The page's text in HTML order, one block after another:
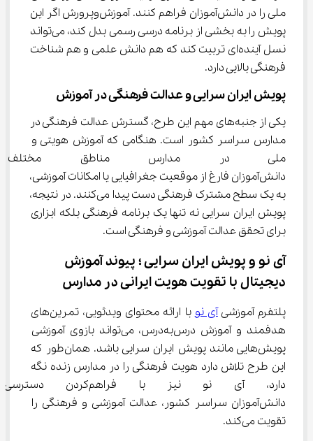
ملی را در دانش‌آموزان فراهم کنند. آموزش‌وپرورش اگر این
پویش را به بخشی از برنامه درسی رسمی بدل کند، می‌تواند
نسل آینده‌ای تربیت کند که هم دانش علمی و هم شناخت
فرهنگی بالایی دارد.
پویش ایران سرایی و عدالت فرهنگی در آموزش
یکی از جنبه‌های مهم این طرح، گسترش عدالت فرهنگی در
مدارس سراسر کشور است. هنگامی که آموزش هویتی و
ملی در مدارس مناطق
دانش‌آموزان فارغ از موقعیت جغرافیایی یا امکانات آموزشی،
به یک سطح مشترک فرهنگی دست پیدا می‌کنند. در نتیجه،
پویش ایران سرایی نه تنها یک برنامه فرهنگی بلکه ابزاری
برای تحقق عدالت آموزشی و فرهنگی است.
آی ‌نو و پویش ایران سرایی ؛ پیوند آموزش
دیجیتال با تقویت هویت ایرانی در مدارس
پلتفرم آموزشی آی نو
با ارائه محتوای ویدئویی، تمرین‌های
هدفمند و آموزش درس‌به‌درس، می‌تواند بازوی آموزشی
پویش‌هایی مانند پویش ایران سرایی باشد. همان‌طور که
این طرح تلاش دارد هویت فرهنگی را در مدارس زنده نگه
دارد، آی ‌نو نیز با
دانش‌آموزان سراسر کشور، عدالت آموزشی و فرهنگی را
تقویت می‌کند.